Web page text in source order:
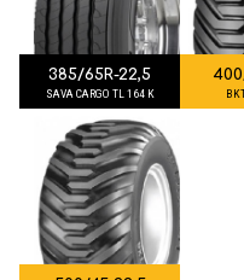
385/65R-22,5
SAVA CARGO TL 164 K